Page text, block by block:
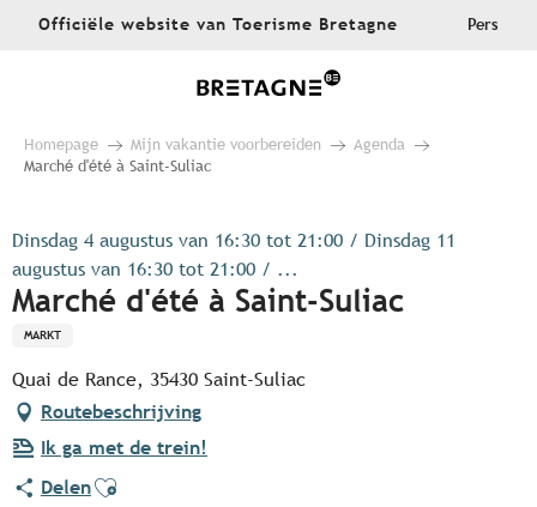
AllerOfficiële website van Toerisme Bretagne Pers
Homepage Mijn vakantie voorbereiden
Agenda
Marché d'été à Saint-Suliac
Dinsdag 4 augustus van 16:30 tot 21:00 / Dinsdag 11
augustus van 16:30 tot 21:00 / ...
Marché d'été à Saint-Suliac
MARKT
Quai de Rance, 35430 Saint-Suliac
Routebeschrijving
Ik ga met de trein!
DelenAjouter aux favoris